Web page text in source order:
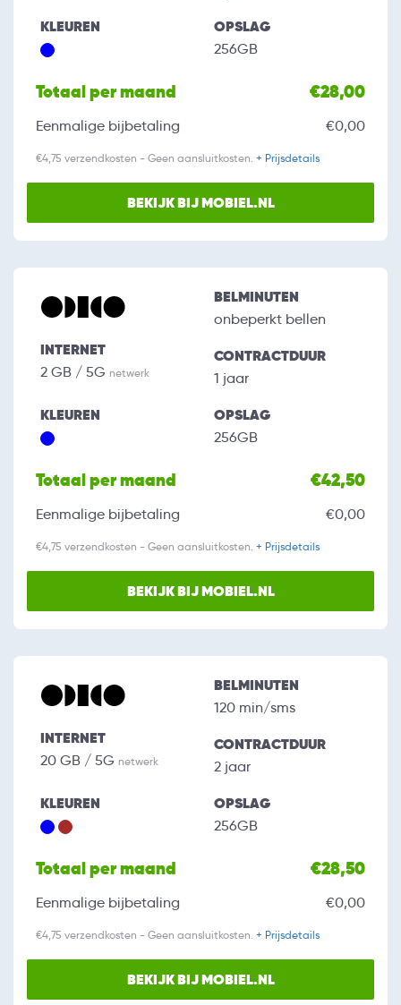
KLEUREN OPSLAG
256GB
Totaal per maand €28,00
Eenmalige bijbetaling €0,00
€4,75 verzendkosten - Geen aansluitkosten. + Prijsdetails
BEKIJK BIJ MOBIEL.NL
INTERNET
2 GB / 5G netwerk
BELMINUTEN
onbeperkt bellen
CONTRACTDUUR
1 jaar
KLEUREN OPSLAG
256GB
Totaal per maand €42,50
Eenmalige bijbetaling €0,00
€4,75 verzendkosten - Geen aansluitkosten. + Prijsdetails
BEKIJK BIJ MOBIEL.NL
INTERNET
20 GB / 5G netwerk
BELMINUTEN
120 min/sms
CONTRACTDUUR
2 jaar
KLEUREN OPSLAG
256GB
Totaal per maand €28,50
Eenmalige bijbetaling €0,00
€4,75 verzendkosten - Geen aansluitkosten. + Prijsdetails
BEKIJK BIJ MOBIEL.NL